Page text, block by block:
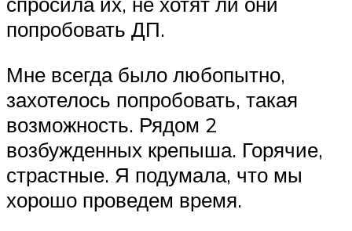
попробовать ДП.
Мне всегда было любопытно,
захотелось попробовать, такая
возможность. Рядом 2
возбужденных крепыша. Горячие,
страстные. Я подумала, что мы
хорошо проведем время.